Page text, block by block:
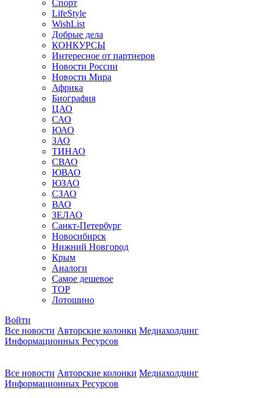
Спорт
LifeStyle
WishList
Добрые дела
КОНКУРСЫ
Интересное от партнеров
Новости России
Новости Мира
Африка
Биография
ЦАО
САО
ЮАО
ЗАО
ТИНАО
СВАО
ЮВАО
ЮЗАО
СЗАО
ВАО
ЗЕЛАО
Санкт-Петербург
Новосибирск
Нижний Новгород
Крым
Аналоги
Самое дешевое
TOP
Лотошино
Войти
Все новости Авторские колонки Медиахолдинг
Информационных Ресурсов
Все новости Авторские колонки Медиахолдинг
Информационных Ресурсов